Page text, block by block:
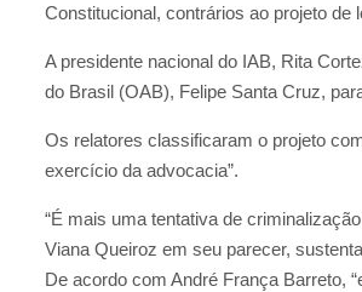
Constitucional, contrários ao projeto de
A presidente nacional do IAB, Rita
do Brasil (OAB), Felipe Santa Cruz,
Os relatores classificaram o projeto
exercício da advocacia”.
“É mais uma tentativa de
Viana Queiroz em seu parecer,
De acordo com André França Barreto,